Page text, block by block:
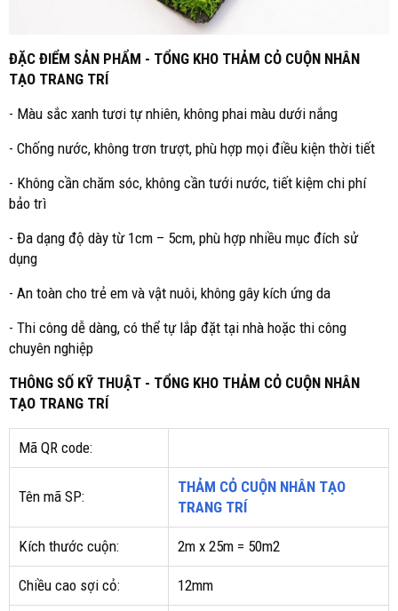
ĐẶC ĐIỂM SẢN PHẨM - TỔNG KHO THẢM CỎ CUỘN NHÂN
TẠO TRANG TRÍ
- Màu sắc xanh tươi tự nhiên, không phai màu dưới nắng
- Chống nước, không trơn trượt, phù hợp mọi điều kiện thời tiết
- Không cần chăm sóc, không cần tưới nước, tiết kiệm chi phí
bảo trì
- Đa dạng độ dày từ 1cm – 5cm, phù hợp nhiều mục đích sử
dụng
- An toàn cho trẻ em và vật nuôi, không gây kích ứng da
- Thi công dễ dàng, có thể tự lắp đặt tại nhà hoặc thi công
chuyên nghiệp
THÔNG SỐ KỸ THUẬT - TỔNG KHO THẢM CỎ CUỘN NHÂN
TẠO TRANG TRÍ
Mã QR code:
Tên mã SP:
THẢM CỎ CUỘN NHÂN TẠO
TRANG TRÍ
Kích thước cuộn: 2m x 25m = 50m2
Chiều cao sợi cỏ: 12mm